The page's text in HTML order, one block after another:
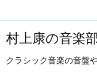
村上康の音楽
クラシック音楽の音盤